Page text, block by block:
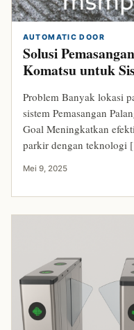
AUTOMATIC DOOR
Solusi
Komatsu untuk
Problem Banyak lokasi
sistem Pemasangan
Goal Meningkatkan
parkir dengan
Mei 9, 2025